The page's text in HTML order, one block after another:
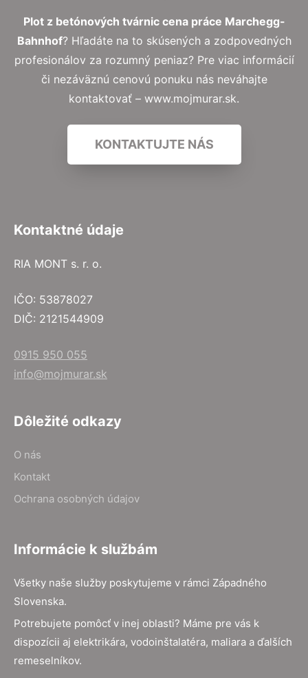
Plot z betónových tvárnic cena práce Marchegg-
Bahnhof? Hľadáte na to skúsených a zodpovedných
profesionálov za rozumný peniaz? Pre viac informácií
či nezáväznú cenovú ponuku nás neváhajte
kontaktovať – www.mojmurar.sk.
KONTAKTUJTE NÁS
Kontaktné údaje
RIA MONT s. r. o.
IČO: 53878027
DIČ: 2121544909
0915 950 055
info@mojmurar.sk
Dôležité odkazy
O nás
Kontakt
Ochrana osobných údajov
Informácie k službám
Všetky naše služby poskytujeme v rámci Západného
Slovenska.
Potrebujete pomôcť v inej oblasti? Máme pre vás k
dispozícii aj elektrikára, vodoinštalatéra, maliara a ďalších
remeselníkov.